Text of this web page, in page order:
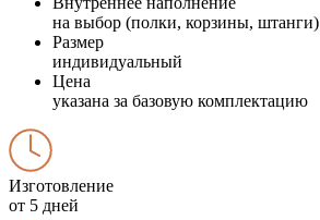
на выбор (полки, корзины, штанги)
Размер
индивидуальный
Цена
указана за базовую комплектацию
Изготовление
от 5 дней